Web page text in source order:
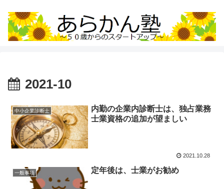
2021-10
中小企業診断士
内勤の企業内診断士は、独占業務
士業資格の追加が望ましい
2021.10.28
一般事項 定年後は、士業がお勧め